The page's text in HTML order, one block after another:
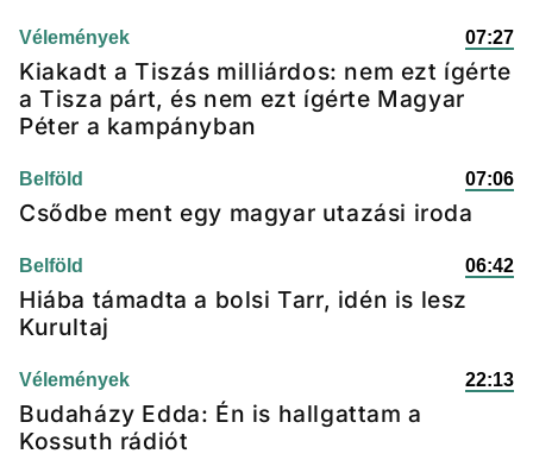
Vélemények 07:27
Kiakadt a Tiszás milliárdos: nem ezt ígérte
a Tisza párt, és nem ezt ígérte Magyar
Péter a kampányban
Belföld 07:06
Csődbe ment egy magyar utazási iroda
Belföld 06:42
Hiába támadta a bolsi Tarr, idén is lesz
Kurultaj
Vélemények 22:13
Budaházy Edda: Én is hallgattam a
Kossuth rádiót